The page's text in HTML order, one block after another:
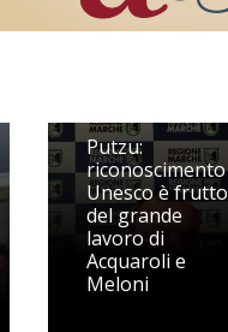
Putzu:
riconoscimento
Unesco è frutto
del grande
lavoro di
Acquaroli e
Meloni